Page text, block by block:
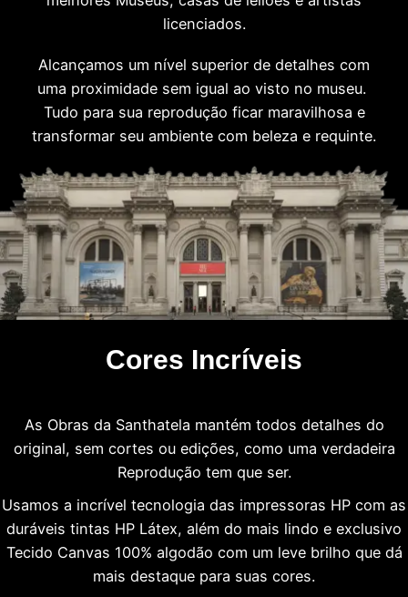
licenciados.
Alcançamos um nível superior de detalhes com
uma proximidade sem igual ao visto no museu.
Tudo para sua reprodução ficar maravilhosa e
transformar seu ambiente com beleza e requinte.
Cores Incríveis
As Obras da Santhatela mantém todos detalhes do
original, sem cortes ou edições, como uma verdadeira
Reprodução tem que ser.
Usamos a incrível tecnologia das impressoras HP com as
duráveis tintas HP Látex, além do mais lindo e exclusivo
Tecido Canvas 100% algodão com um leve brilho que dá
mais destaque para suas cores.